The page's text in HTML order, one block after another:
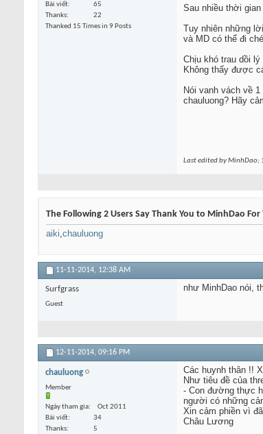
Bài viết
65
Thanks
22
Thanked 15 Times in 9 Posts
Sau nhiều thời
Tuy nhiên những
và MD có thể đi
Chịu khó trau dồi
Không thấy được
Nói vanh vách về
chauluong? Hãy
Last edited by MinhDao;
The Following 2 Users Say Thank You to MinhDao For
aiki,chauluong
11-11-2014, 12:38 AM
Surfgrass
Guest
như MinhDao nói,
12-11-2014, 09:16 PM
chauluong
Member
Ngày tham gia
Oct 2011
Bài viết
34
Thanks
5
Các huynh thân !!
Như tiêu đề của
- Con đường thực
người có những
Xin cảm phiền vì
Châu Lương